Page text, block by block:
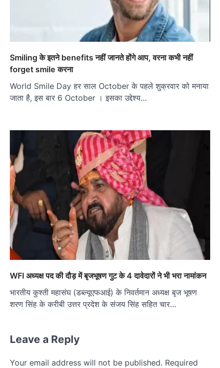
Smiling के इतने benefits नहीं जानते होंगे आप, वरना कभी नहीं
forget smile करना
World Smile Day हर साल October के पहले शुक्रवार को मनाया
जाता है, इस बार 6 October । इसका उद्देश्य…
WFI अध्यक्ष पद की दौड़ में बृजभूषण गुट के 4 दावेदारों ने भी भरा नामांकन
भारतीय कुश्ती महासंघ (डब्ल्यूएफआई) के निवर्तमान अध्यक्ष बृज भूषण
शरण सिंह के करीबी उत्तर प्रदेश के संजय सिंह सहित चार…
Leave a Reply
Your email address will not be published. Required